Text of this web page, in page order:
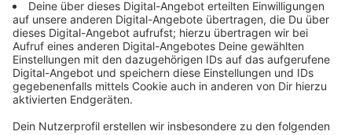
bemerkbar. Der Grund: Im Wald heizt sich der Boden
nicht so auf, weil das Sonnenlicht weniger stark durch
die Bäume durchkommt. Für einen zusätzlichen
Kühlungseffekt sorgen beispielsweise die Bäume
selbst, indem sie Wasser verdunsten. Der
Landesbetrieb Wald und Holz NRW fordert daher, dass
frühere Waldflächen wiederhergestellt werden. Dies